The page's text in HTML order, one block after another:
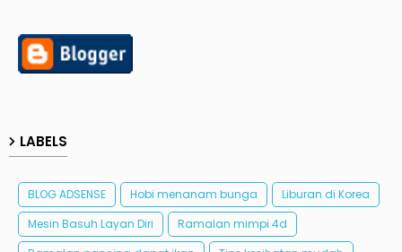
LABELS
BLOG ADSENSE Hobi menanam bunga
Liburan di Korea
Mesin Basuh Layan Diri
Ramalan mimpi 4d